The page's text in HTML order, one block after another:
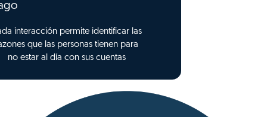
interacción permite identificar las
que las personas tienen para
no estar al día con sus cuentas